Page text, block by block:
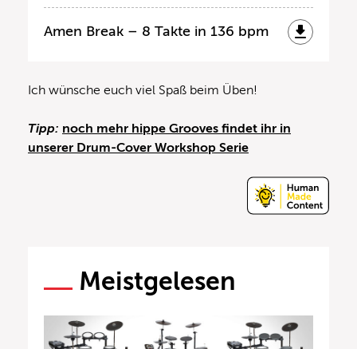
Amen Break – 8 Takte in 136 bpm
Ich wünsche euch viel Spaß beim Üben!
Tipp: noch mehr hippe Grooves findet ihr in
unserer Drum-Cover Workshop Serie
Meistgelesen